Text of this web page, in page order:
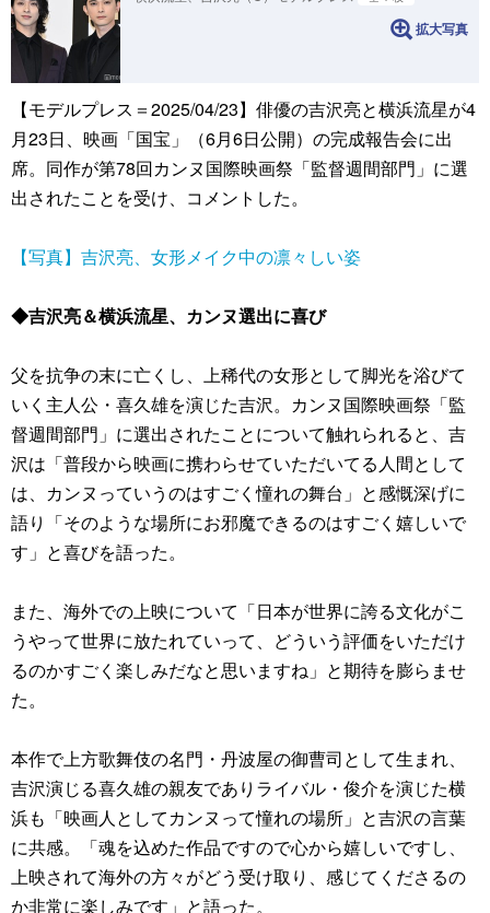
拡大写真
【モデルプレス＝2025/04/23】俳優の吉沢亮と横浜流星が4
月23日、映画「国宝」（6月6日公開）の完成報告会に出
席。同作が第78回カンヌ国際映画祭「監督週間部門」に選
出されたことを受け、コメントした。
【写真】吉沢亮、女形メイク中の凛々しい姿
◆吉沢亮＆横浜流星、カンヌ選出に喜び
父を抗争の末に亡くし、上稀代の女形として脚光を浴びて
いく主人公・喜久雄を演じた吉沢。カンヌ国際映画祭「監
督週間部門」に選出されたことについて触れられると、吉
沢は「普段から映画に携わらせていただいてる人間として
は、カンヌっていうのはすごく憧れの舞台」と感慨深げに
語り「そのような場所にお邪魔できるのはすごく嬉しいで
す」と喜びを語った。
また、海外での上映について「日本が世界に誇る文化がこ
うやって世界に放たれていって、どういう評価をいただけ
るのかすごく楽しみだなと思いますね」と期待を膨らませ
た。
本作で上方歌舞伎の名門・丹波屋の御曹司として生まれ、
吉沢演じる喜久雄の親友でありライバル・俊介を演じた横
浜も「映画人としてカンヌって憧れの場所」と吉沢の言葉
に共感。「魂を込めた作品ですので心から嬉しいですし、
上映されて海外の方々がどう受け取り、感じてくださるの
か非常に楽しみです」と語った。